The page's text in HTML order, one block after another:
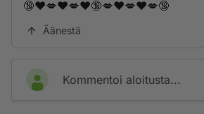
🔞❤️💋❤️💋❤️🔞💋❤️💋❤️💋🔞
Äänestä
Kommentoi aloitusta...